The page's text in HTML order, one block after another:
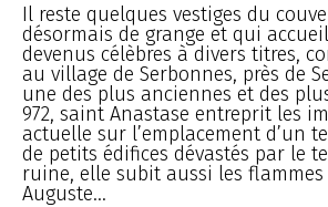
Il reste quelques vestiges du
désormais de grange et qui
devenus célèbres à divers titres,
au village de Serbonnes, près de
une des plus anciennes et des
972, saint Anastase entreprit les
actuelle sur l’emplacement d’un
de petits édifices dévastés par le
ruine, elle subit aussi les flammes
Auguste...